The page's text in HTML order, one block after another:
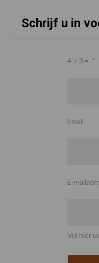
Schrijf u in
4 + 3 = *
Email
E-
Vul hier